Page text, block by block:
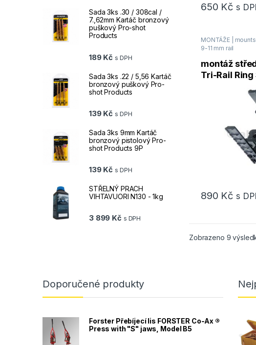
650 Kč s
MONTÁŽE | mounts
9-11 mm rail
montáž
Tri-Rail Ring
890 Kč s
Zobrazeno 9
Sada 3ks .30 / 308cal /
7.,62mm Kartáč bronzový
puškový Pro-shot
Products
189 Kč s DPH
Sada 3ks .22 / 5,56 Kartáč
bronzový puškový Pro-
shot Products
139 Kč s DPH
Sada 3ks 9mm Kartáč
bronzový pistolový Pro-
shot Products 9P
139 Kč s DPH
STŘELNÝ PRACH
VIHTAVUORI N130 - 1kg
3 899 Kč s DPH
Doporučené produkty
Forster Přebíjecí lis FORSTER Co-Ax ®
Press with "S" jaws, Model B5